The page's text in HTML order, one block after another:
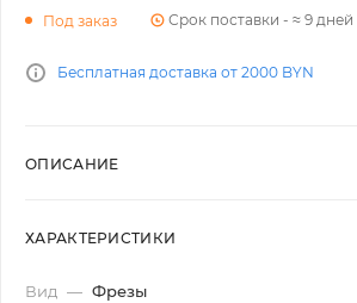
Под заказ Срок поставки - ≈ 9 дней
Бесплатная доставка от 2000 BYN
ОПИСАНИЕ
ХАРАКТЕРИСТИКИ
Вид — Фрезы